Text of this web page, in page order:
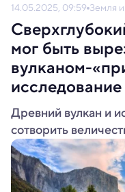
14.05.2025, 09:59 Земля
мог быть
вулканом-
исследование
Древний вулкан и
сотворить